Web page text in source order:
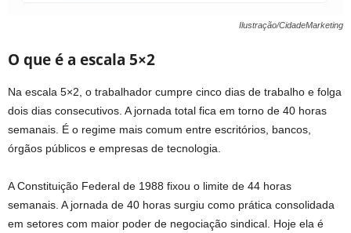
Ilustração/CidadeMarketing
O que é a escala 5×2
Na escala 5×2, o trabalhador cumpre cinco dias de trabalho e folga
dois dias consecutivos. A jornada total fica em torno de 40 horas
semanais. É o regime mais comum entre escritórios, bancos,
órgãos públicos e empresas de tecnologia.
A Constituição Federal de 1988 fixou o limite de 44 horas
semanais. A jornada de 40 horas surgiu como prática consolidada
em setores com maior poder de negociação sindical. Hoje ela é